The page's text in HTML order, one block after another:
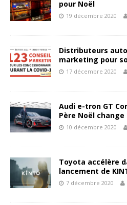
pour Noël
19 décembre 2020
Distributeurs
marketing pour
17 décembre 2020
Audi e-tron GT
Père Noël
10 décembre 2020
Toyota accélère
lancement de
7 décembre 2020